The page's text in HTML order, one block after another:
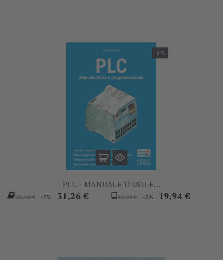
-5%
PLC - MANUALE D'USO E...
Prezzo
32,90 € -5% Prezzo
31,26 €
Prezzo
20,99 € -5% Prezzo
19,94 €